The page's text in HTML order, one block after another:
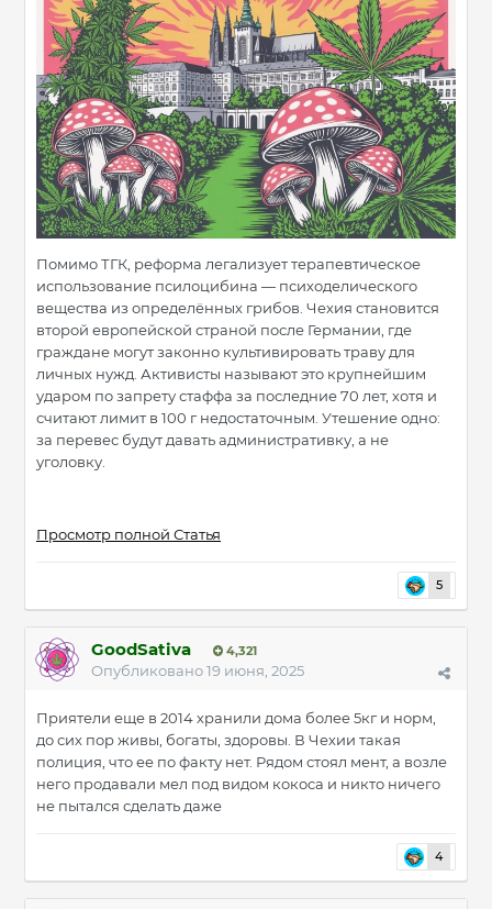
Помимо ТГК, реформа легализует терапевтическое
использование псилоцибина — психоделического
вещества из определённых грибов. Чехия становится
второй европейской страной после Германии, где
граждане могут законно культивировать траву для
личных нужд. Активисты называют это крупнейшим
ударом по запрету стаффа за последние 70 лет, хотя и
считают лимит в 100 г недостаточным. Утешение одно:
за перевес будут давать административку, а не
уголовку.
Просмотр полной Статья
5
GoodSativa 4,321
Опубликовано19 июня, 2025
Приятели еще в 2014 хранили дома более 5кг и норм,
до сих пор живы, богаты, здоровы. В Чехии такая
полиция, что ее по факту нет. Рядом стоял мент, а возле
него продавали мел под видом кокоса и никто ничего
не пытался сделать даже
4